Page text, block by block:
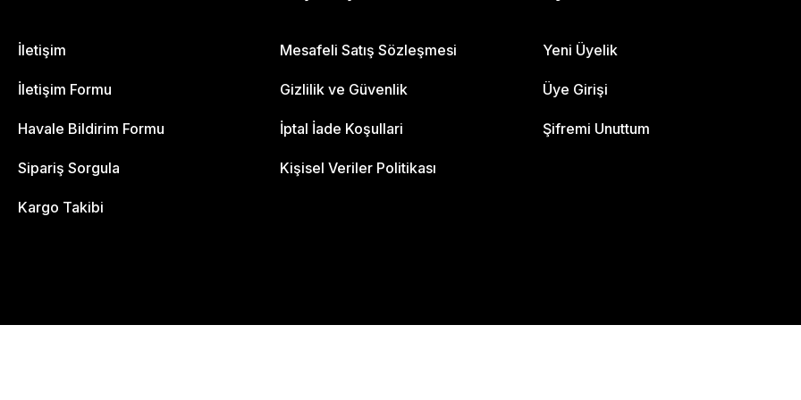
İletişim
İletişim Formu
Havale Bildirim Formu
Sipariş Sorgula
Kargo Takibi
Mesafeli Satış Sözleşmesi
Gizlilik ve Güvenlik
İptal İade Koşullari
Kişisel Veriler Politikası
Yeni Üyelik
Üye Girişi
Şifremi Unuttum